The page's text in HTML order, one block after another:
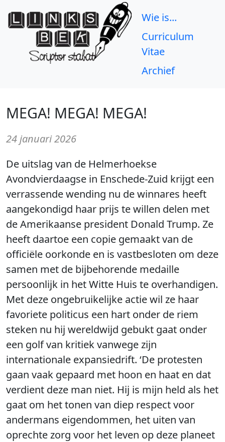
Wie is...
Curriculum
Vitae
Archief
MEGA! MEGA! MEGA!
24 januari 2026
De uitslag van de Helmerhoekse
Avondvierdaagse in Enschede-Zuid krijgt een
verrassende wending nu de winnares heeft
aangekondigd haar prijs te willen delen met
de Amerikaanse president Donald Trump. Ze
heeft daartoe een copie gemaakt van de
officiële oorkonde en is vastbesloten om deze
samen met de bijbehorende medaille
persoonlijk in het Witte Huis te overhandigen.
Met deze ongebruikelijke actie wil ze haar
favoriete politicus een hart onder de riem
steken nu hij wereldwijd gebukt gaat onder
een golf van kritiek vanwege zijn
internationale expansiedrift. ‘De protesten
gaan vaak gepaard met hoon en haat en dat
verdient deze man niet. Hij is mijn held als het
gaat om het tonen van diep respect voor
andermans eigendommen, het uiten van
oprechte zorg voor het leven op deze planeet